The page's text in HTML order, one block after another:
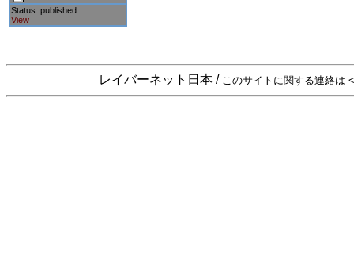
Status: published
View
レイバーネット日本 / このサイトに関する連絡は